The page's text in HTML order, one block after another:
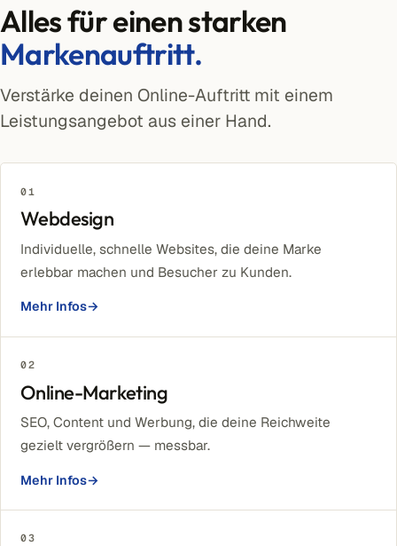
Alles für einen starken
Markenauftritt.
Verstärke deinen Online-Auftritt mit einem
Leistungsangebot aus einer Hand.
01
Webdesign
Individuelle, schnelle Websites, die deine Marke
erlebbar machen und Besucher zu Kunden.
Mehr Infos→
02
Online-Marketing
SEO, Content und Werbung, die deine Reichweite
gezielt vergrößern — messbar.
Mehr Infos→
03